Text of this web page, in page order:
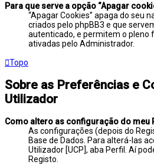
Para que serve a opção “Apagar
“Apagar Cookies” apaga do seu
criados pelo phpBB3 e que
autenticado, e permitem o pleno
ativadas pelo Administrador.
Topo
Sobre as Preferências e
Utilizador
Como altero as configuração do meu
As configurações (depois do
Base de Dados. Para alterá-las
Utilizador [UCP], aba Perfil. Aí
Registo.